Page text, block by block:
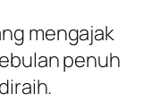
mengajak
penuh